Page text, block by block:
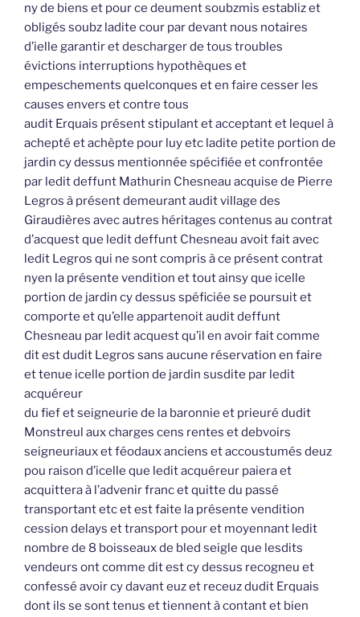
ny de biens et pour ce deument soubzmis establiz et
obligés soubz ladite cour par devant nous notaires
d’ielle garantir et descharger de tous troubles
évictions interruptions hypothèques et
empeschements quelconques et en faire cesser les
causes envers et contre tous
audit Erquais présent stipulant et acceptant et lequel à
achepté et achèpte pour luy etc ladite petite portion de
jardin cy dessus mentionnée spécifiée et confrontée
par ledit deffunt Mathurin Chesneau acquise de Pierre
Legros à présent demeurant audit village des
Giraudières avec autres héritages contenus au contrat
d’acquest que ledit deffunt Chesneau avoit fait avec
ledit Legros qui ne sont compris à ce présent contrat
nyen la présente vendition et tout ainsy que icelle
portion de jardin cy dessus spéficiée se poursuit et
comporte et qu’elle appartenoit audit deffunt
Chesneau par ledit acquest qu’il en avoir fait comme
dit est dudit Legros sans aucune réservation en faire
et tenue icelle portion de jardin susdite par ledit
acquéreur
du fief et seigneurie de la baronnie et prieuré dudit
Monstreul aux charges cens rentes et debvoirs
seigneuriaux et féodaux anciens et accoustumés deuz
pou raison d’icelle que ledit acquéreur paiera et
acquittera à l’advenir franc et quitte du passé
transportant etc et est faite la présente vendition
cession delays et transport pour et moyennant ledit
nombre de 8 boisseaux de bled seigle que lesdits
vendeurs ont comme dit est cy dessus recogneu et
confessé avoir cy davant euz et receuz dudit Erquais
dont ils se sont tenus et tiennent à contant et bien